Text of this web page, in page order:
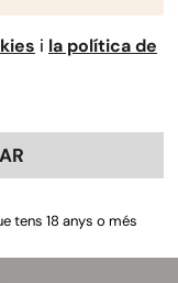
i la política de
tens 18 anys o més